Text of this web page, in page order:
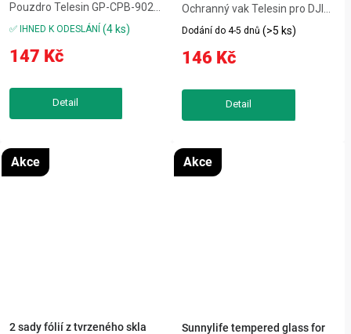
(GP-CPB-902)
✅ IHNED K ODESLÁNÍ (4 ks)
147 Kč
Pouzdro Telesin GP-CPB-902
je odolné ochranné řešení pro
kamery GoPro Hero 9–12,
které zajistí bezpečné uložení i
voděodolnost IP54 a vnitřní
pěnovou...
Dodání do 4-5 dnů (>5 ks)
146 Kč
Ochranný vak Telesin pro DJI
Osmo 360 z odolného PU
materiálu chrání kameru před
nárazy, poškrábáním i vlhkostí.
ochrana objektivů zajišťují
maximální...
2 sady fólií z tvrzeného skla
Akce
Sunnylife tempered glass for
Akce